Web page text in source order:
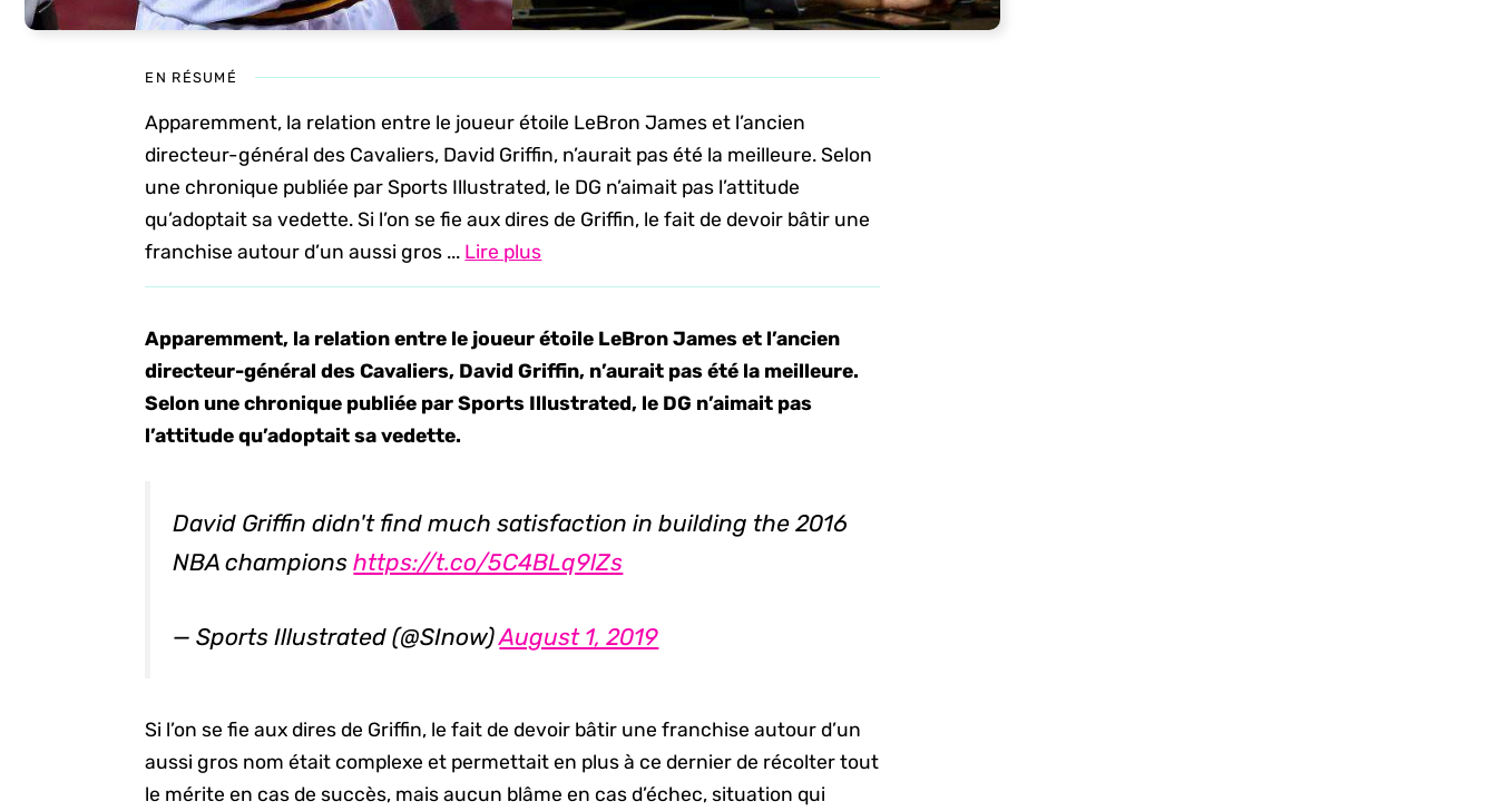
EN RÉSUMÉ
Apparemment, la relation entre le joueur étoile LeBron James et l’ancien
directeur-général des Cavaliers, David Griffin, n’aurait pas été la meilleure. Selon
une chronique publiée par Sports Illustrated, le DG n’aimait pas l’attitude
qu’adoptait sa vedette. Si l’on se fie aux dires de Griffin, le fait de devoir bâtir une
franchise autour d’un aussi gros ... Lire plus
Apparemment, la relation entre le joueur étoile LeBron James et l’ancien
directeur-général des Cavaliers, David Griffin, n’aurait pas été la meilleure.
Selon une chronique publiée par Sports Illustrated, le DG n’aimait pas
l’attitude qu’adoptait sa vedette.
David Griffin didn't find much satisfaction in building the 2016
NBA championshttps://t.co/5C4BLq9lZs
— Sports Illustrated (@SInow)August 1, 2019
Si l’on se fie aux dires de Griffin, le fait de devoir bâtir une franchise autour d’un
aussi gros nom était complexe et permettait en plus à ce dernier de récolter tout
le mérite en cas de succès, mais aucun blâme en cas d’échec, situation qui